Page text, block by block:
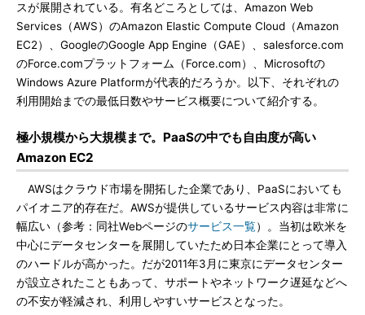
スが展開されている。有名どころとしては、Amazon Web
Services（AWS）のAmazon Elastic Compute Cloud（Amazon
EC2）、GoogleのGoogle App Engine（GAE）、salesforce.com
のForce.comプラットフォーム（Force.com）、Microsoftの
Windows Azure Platformが代表的だろうか。以下、それぞれの
利用開始までの最低日数やサービス概要について紹介する。
極小規模から大規模まで。PaaSの中でも自由度が高い
Amazon EC2
AWSはクラウド市場を開拓した企業であり、PaaSにおいても
パイオニア的存在だ。AWSが提供しているサービス内容は非常に
幅広い（参考：同社Webページのサービス一覧）。当初は欧米を
中心にデータセンターを展開していたため日本企業にとって導入
のハードルが高かった。だが2011年3月に東京にデータセンター
が設立されたこともあって、サポートやネットワーク遅延などへ
の不安が軽減され、利用しやすいサービスとなった。